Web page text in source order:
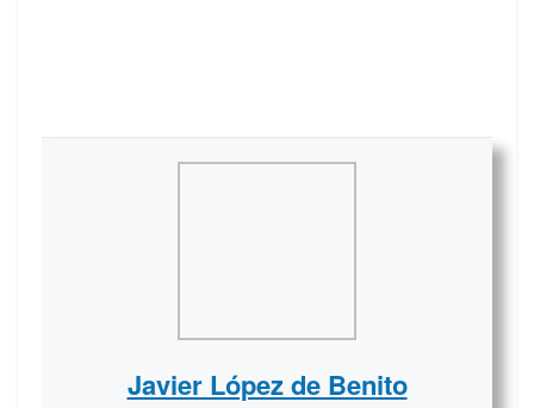
Javier López de Benito